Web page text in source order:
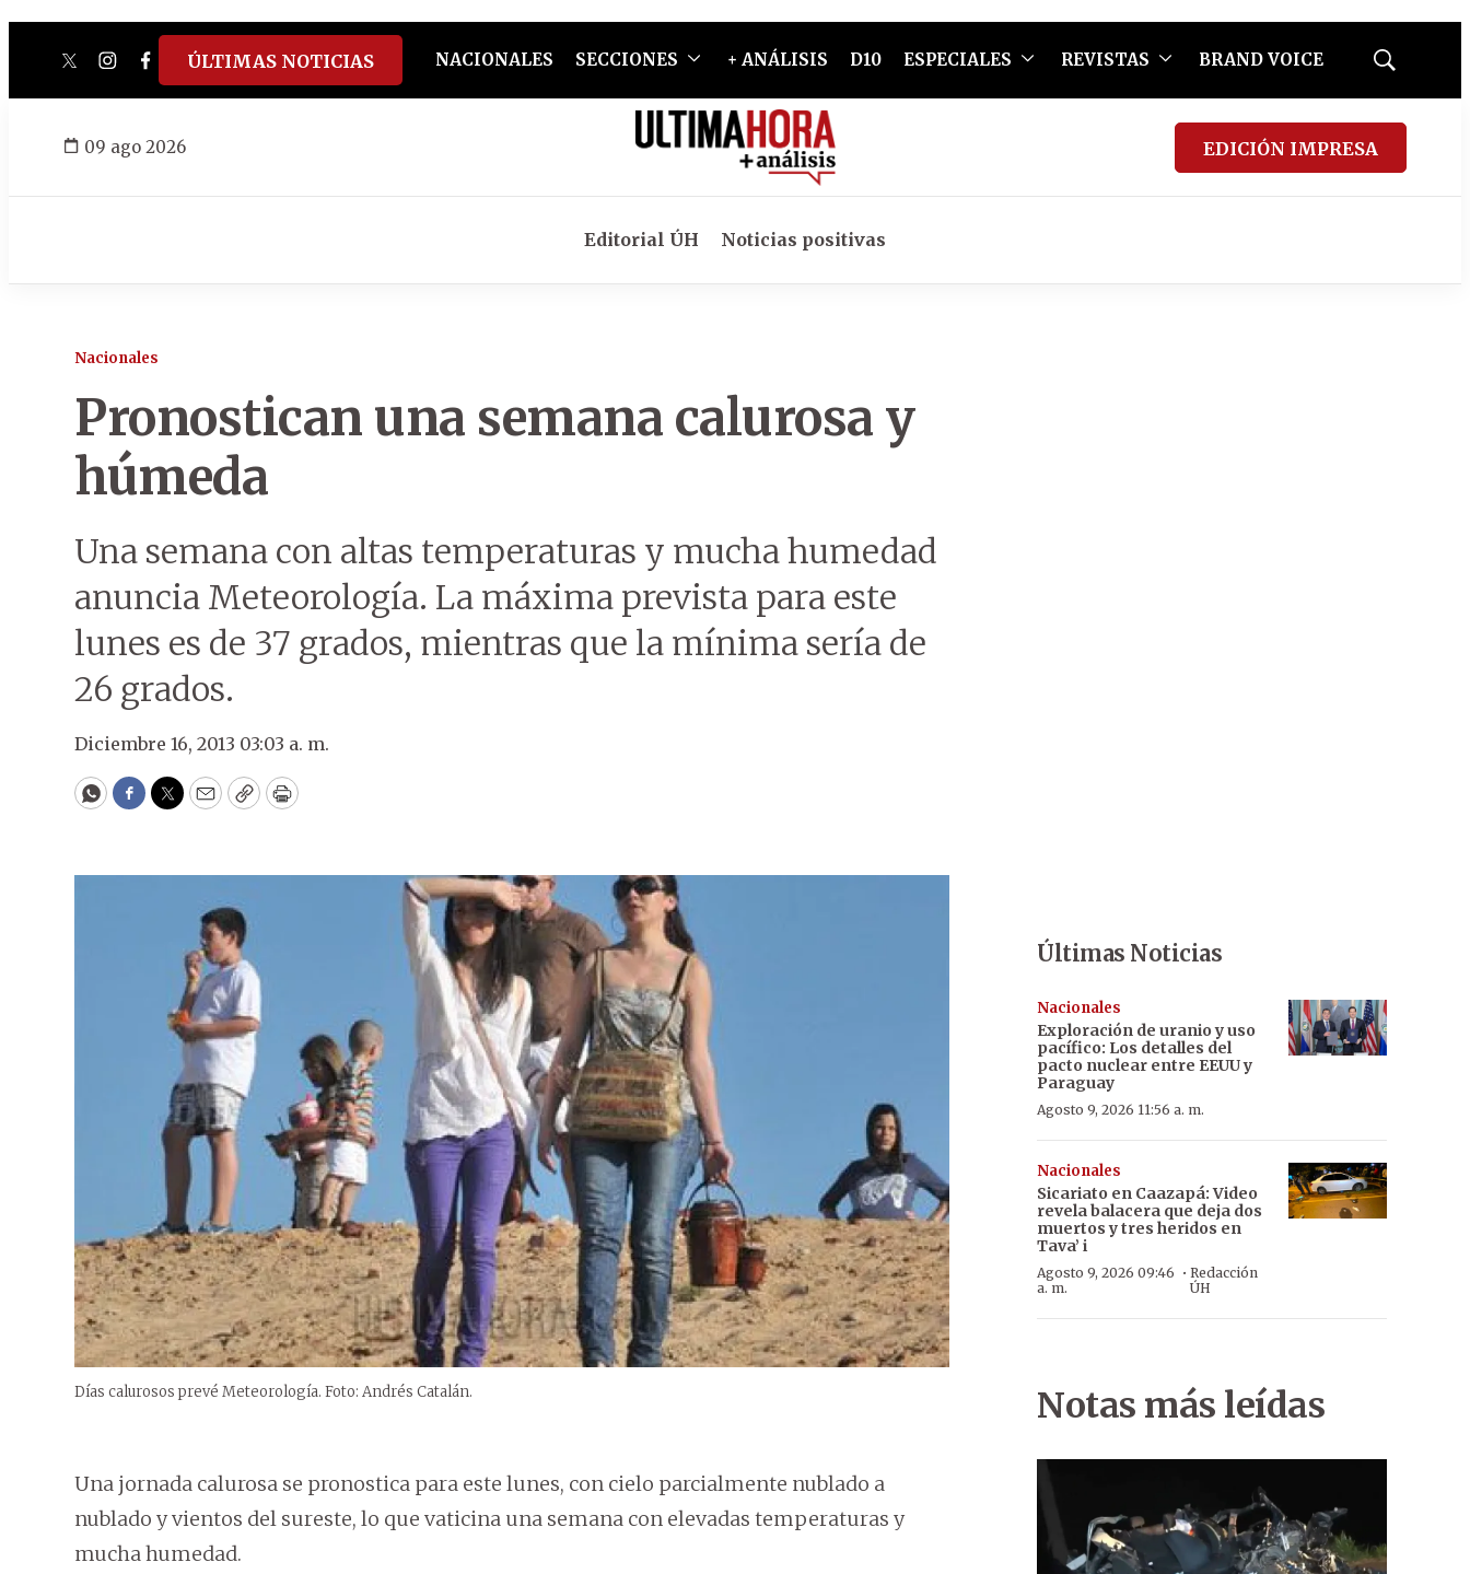
twitterinstagram
facebook
tiktokyoutube
spotify
ÚLTIMAS NOTICIAS NACIONALES SECCIONES + ANÁLISIS D10 ESPECIALES REVISTAS BRAND VOICE
Mostrar
09 ago 2026 EDICIÓN IMPRESA
Editorial ÚH Noticias positivas
Nacionales
Pronostican una semana calurosa y
húmeda
Una semana con altas temperaturas y mucha humedad
anuncia Meteorología. La máxima prevista para este
lunes es de 37 grados, mientras que la mínima sería de
26 grados.
Diciembre 16, 2013 03:03 a. m.
WhatsApp
Facebook
Twitter
EmailCopyPrint
Días calurosos prevé Meteorología. Foto: Andrés Catalán.
Una jornada calurosa se pronostica para este lunes, con cielo parcialmente nublado a
nublado y vientos del sureste, lo que vaticina una semana con elevadas temperaturas y
mucha humedad.
Últimas Noticias
Nacionales
Exploración de uranio y uso
pacífico: Los detalles del
pacto nuclear entre EEUU y
Paraguay
Agosto 9, 2026 11:56 a. m.
Nacionales
Sicariato en Caazapá: Video
revela balacera que deja dos
muertos y tres heridos en
Tava’ i
Agosto 9, 2026 09:46
a. m.
·Redacción
ÚH
Notas más leídas